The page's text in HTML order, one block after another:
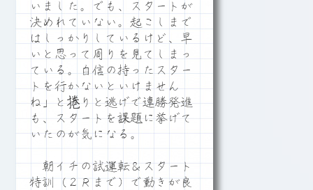
いました。でも、スタートが
決めれていない。起こしまで
はしっかりしているけど、早
いと思って周りを見てしまっ
ている。自信の持ったスター
トを行かないといけません
ね」と捲りと逃げで連勝発進
も、スタートを課題に挙げて
いたのが気になる。
朝イチの試運転＆スタート
特訓（２Ｒまで）で動きが良